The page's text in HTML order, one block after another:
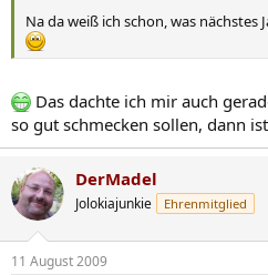
Na da weiß ich schon, was nächstes
Das dachte ich mir auch
so gut schmecken sollen, dann
DerMadel
Jolokiajunkie Ehrenmitglied
11 August 2009